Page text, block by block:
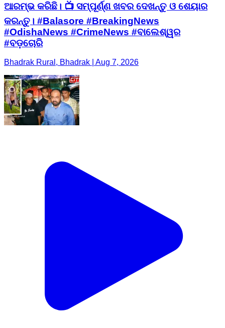
ଆରମ୍ଭ କରିଛି। 📺 ସମ୍ପୂର୍ଣ୍ଣ ଖବର ଦେଖନ୍ତୁ ଓ ଶେୟାର
କରନ୍ତୁ। #Balasore #BreakingNews
#OdishaNews #CrimeNews #ବାଲେଶ୍ୱର
#ବଡ଼ଚୋରି
Bhadrak Rural, Bhadrak | Aug 7, 2026